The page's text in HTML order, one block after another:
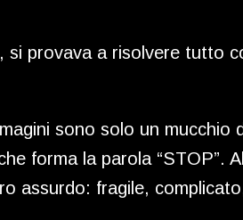
si provava a risolvere tutto
sono solo un
forma la parola “STOP”.
assurdo: fragile,